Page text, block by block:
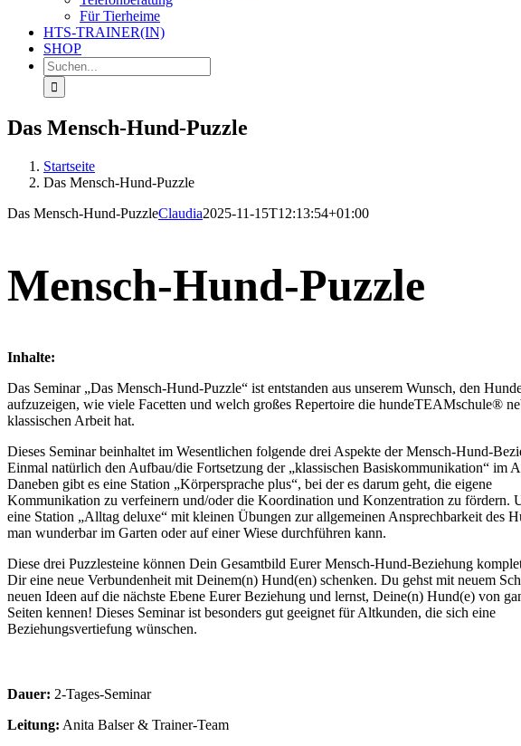
Für Tierheime
HTS-TRAINER(IN)
SHOP
Suche
nach:
Das Mensch-Hund-Puzzle
Startseite
Das Mensch-Hund-Puzzle
Das Mensch-Hund-PuzzleClaudia2025-11-15T12:13:54+01:00
Mensch-Hund-Puzzle
Inhalte:
Das Seminar „Das Mensch-Hund-Puzzle“ ist entstanden aus unserem Wunsch, den
aufzuzeigen, wie viele Facetten und welch großes Repertoire die hundeTEAMschule®
klassischen Arbeit hat.
Dieses Seminar beinhaltet im Wesentlichen folgende drei Aspekte der Mensch-Hund-
Einmal natürlich den Aufbau/die Fortsetzung der „klassischen Basiskommunikation“ im
Daneben gibt es eine Station „Körpersprache plus“, bei der es darum geht, die eigene
Kommunikation zu verfeinern und/oder die Koordination und Konzentration zu fördern.
eine Station „Alltag deluxe“ mit kleinen Übungen zur allgemeinen Ansprechbarkeit des
man wunderbar im Garten oder auf einer Wiese durchführen kann.
Diese drei Puzzlesteine können Dein Gesamtbild Eurer Mensch-Hund-Beziehung
Dir eine neue Verbundenheit mit Deinem(n) Hund(en) schenken. Du gehst mit neuem
neuen Ideen auf die nächste Ebene Eurer Beziehung und lernst, Deine(n) Hund(e) von
Seiten kennen! Dieses Seminar ist besonders gut geeignet für Altkunden, die sich eine
Beziehungsvertiefung wünschen.
Dauer: 2-Tages-Seminar
Leitung: Anita Balser & Trainer-Team